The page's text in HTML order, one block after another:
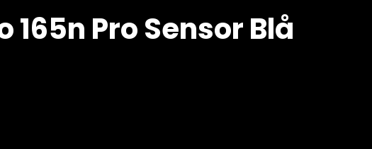
165n Pro Sensor Blå